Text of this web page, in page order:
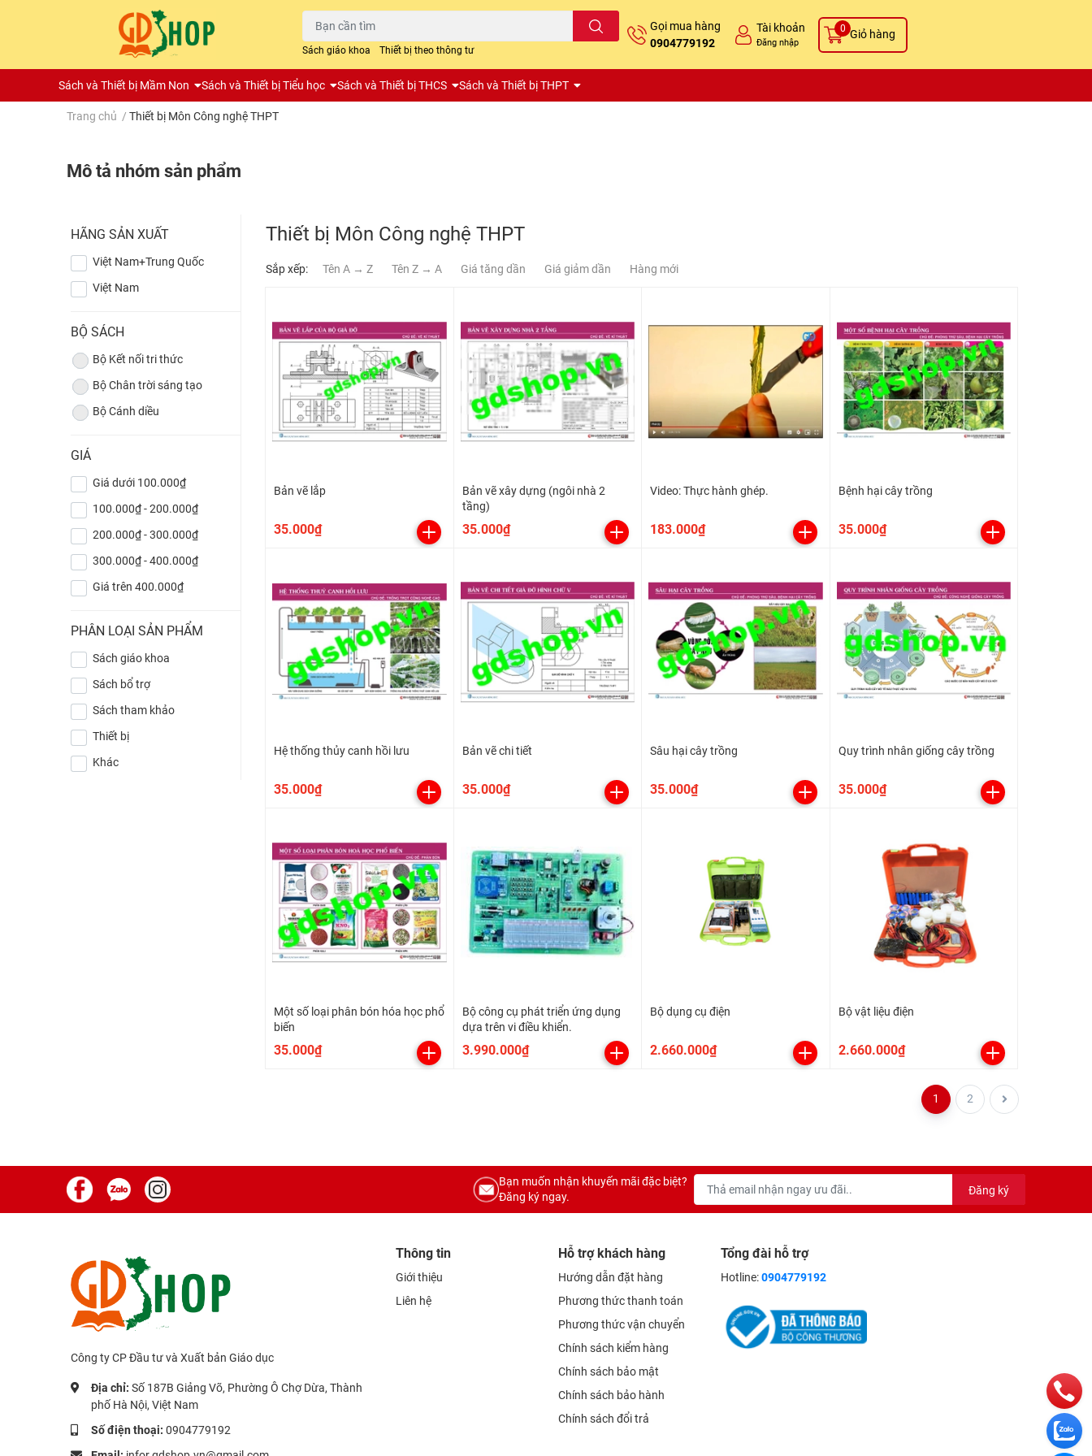
Sách giáo khoa Thiết bị theo thông tư
Gọi mua hàng
0904779192
Tài khoản
Đăng nhập
Giỏ hàng
0
Sách và Thiết bị Mầm Non Sách và Thiết bị Tiểu học Sách và Thiết bị THCS Sách và Thiết bị THPT
Trang chủ / Thiết bị Môn Công nghệ THPT
Mô tả nhóm sản phẩm
HÃNG SẢN XUẤT
Việt Nam+Trung Quốc
Việt Nam
BỘ SÁCH
Bộ Kết nối tri thức
Bộ Chân trời sáng tạo
Bộ Cánh diều
GIÁ
Giá dưới 100.000₫
100.000₫ - 200.000₫
200.000₫ - 300.000₫
300.000₫ - 400.000₫
Giá trên 400.000₫
PHÂN LOẠI SẢN PHẨM
Sách giáo khoa
Sách bổ trợ
Sách tham khảo
Thiết bị
Khác
Thiết bị Môn Công nghệ THPT
Sắp xếp: Tên A → Z Tên Z → A Giá tăng dần Giá giảm dần Hàng mới
Bản vẽ lắp
35.000₫
Bản vẽ xây dựng (ngôi nhà 2
tầng)
35.000₫
Video: Thực hành ghép.
183.000₫
Bệnh hại cây trồng
35.000₫
Hệ thống thủy canh hồi lưu
35.000₫
Bản vẽ chi tiết
35.000₫
Sâu hại cây trồng
35.000₫
Quy trình nhân giống cây trồng
35.000₫
Một số loại phân bón hóa học phổ
biến
35.000₫
Bộ công cụ phát triển ứng dụng
dựa trên vi điều khiển.
3.990.000₫
Bộ dụng cụ điện
2.660.000₫
Bộ vật liệu điện
2.660.000₫
1 2
Bạn muốn nhận khuyến mãi đặc biệt?
Đăng ký ngay.
Đăng ký
Công ty CP Đầu tư và Xuất bản Giáo dục
Địa chỉ: Số 187B Giảng Võ, Phường Ô Chợ Dừa, Thành
phố Hà Nội, Việt Nam
Số điện thoại: 0904779192
Thông tin
Giới thiệu
Liên hệ
Hỗ trợ khách hàng
Hướng dẫn đặt hàng
Phương thức thanh toán
Phương thức vận chuyển
Chính sách kiểm hàng
Chính sách bảo mật
Chính sách bảo hành
Chính sách đổi trả
Tổng đài hỗ trợ
Hotline:0904779192